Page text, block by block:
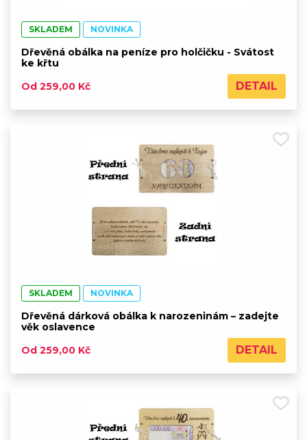
SKLADEM NOVINKA
Dřevěná obálka na peníze pro holčičku - Svátost
ke křtu
Od 259,00 Kč
DETAIL
SKLADEM NOVINKA
Dřevěná dárková obálka k narozeninám – zadejte
věk oslavence
Od 259,00 Kč
DETAIL